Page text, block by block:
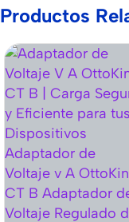
Productos